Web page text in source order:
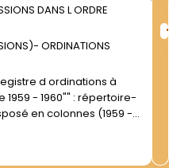
DANS L ORDRE
ORDINATIONS
- 1960"" : répertoire-
en colonnes (1959 -
fixé dans une
des attestations de...